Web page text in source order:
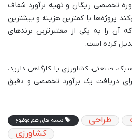
تخصصی رایگان و تهیه برآورد شفاف
پروژه‌ها با کمترین هزینه و بیشترین
آن را به یکی از معتبرترین برندهای
کرده است.
صنعتی، کشاورزی یا کارگاهی دارید،
دریافت یک برآورد تخصصی و دقیق
دسته های هم موضوع طراحی
کشاورزی